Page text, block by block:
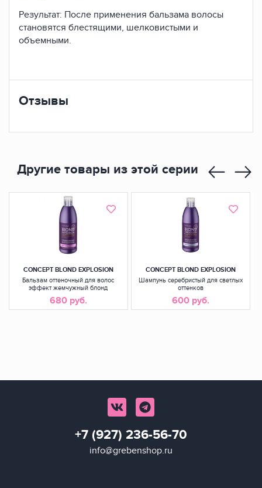
Результат: После применения бальзама волосы
становятся блестящими, шелковистыми и
объемными.
Отзывы
Другие товары из этой серии
CONCEPT BLOND EXPLOSION
Бальзам оттеночный для волос
эффект жемчужный блонд
680 руб.
CONCEPT BLOND EXPLOSION
Шампунь серебристый для светлых
оттенков
600 руб.
+7 (927) 236-56-70
info@grebenshop.ru